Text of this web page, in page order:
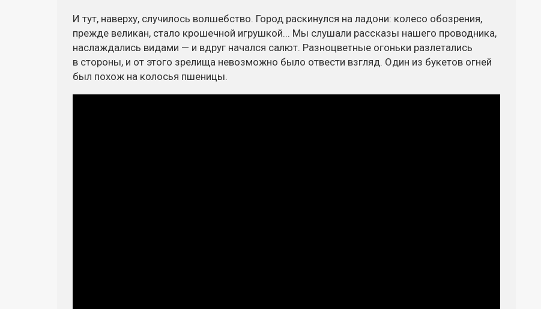
И тут, наверху, случилось волшебство. Город раскинулся на ладони: колесо обозрения,
прежде великан, стало крошечной игрушкой... Мы слушали рассказы нашего проводника,
наслаждались видами — и вдруг начался салют. Разноцветные огоньки разлетались
в стороны, и от этого зрелища невозможно было отвести взгляд. Один из букетов огней
был похож на колосья пшеницы.